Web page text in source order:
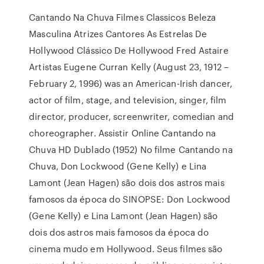
Cantando Na Chuva Filmes Classicos Beleza
Masculina Atrizes Cantores As Estrelas De
Hollywood Clássico De Hollywood Fred Astaire
Artistas Eugene Curran Kelly (August 23, 1912 –
February 2, 1996) was an American-Irish dancer,
actor of film, stage, and television, singer, film
director, producer, screenwriter, comedian and
choreographer. Assistir Online Cantando na
Chuva HD Dublado (1952) No filme Cantando na
Chuva, Don Lockwood (Gene Kelly) e Lina
Lamont (Jean Hagen) são dois dos astros mais
famosos da época do SINOPSE: Don Lockwood
(Gene Kelly) e Lina Lamont (Jean Hagen) são
dois dos astros mais famosos da época do
cinema mudo em Hollywood. Seus filmes são